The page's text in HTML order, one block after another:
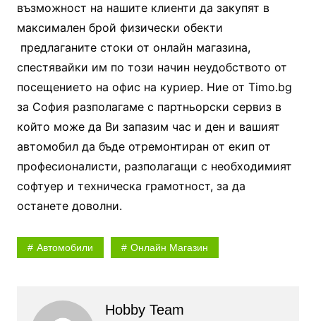
възможност на нашите клиенти да закупят в
максимален брой физически обекти
предлаганите стоки от онлайн магазина,
спестявайки им по този начин неудобството от
посещението на офис на куриер. Ние от Timo.bg
за София разполагаме с партньорски сервиз в
който може да Ви запазим час и ден и вашият
автомобил да бъде отремонтиран от екип от
професионалисти, разполагащи с необходимият
софтуер и техническа грамотност, за да
останете доволни.
Автомобили Онлайн Магазин
Hobby Team